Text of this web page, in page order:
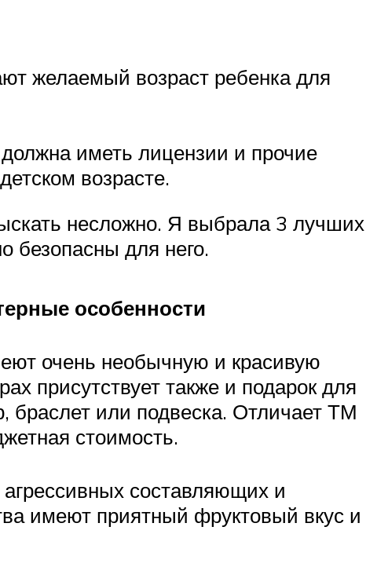
желаемый возраст ребенка для
иметь лицензии и прочие
возрасте.
несложно. Я выбрала 3 лучших
безопасны для него.
особенности
очень необычную и красивую
присутствует также и подарок для
или подвеска. Отличает ТМ
стоимость.
составляющих и
имеют приятный фруктовый вкус и